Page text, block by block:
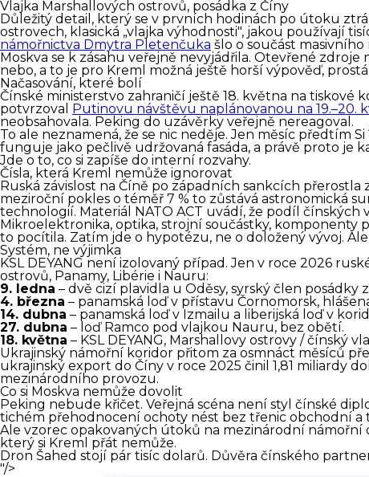
Vlajka Marshallových ostrovů, posádka z Číny
Důležitý detail, který se v prvních hodinách po útoku
ostrovech, klasická „vlajka výhodnosti", jakou používají
námořnictva Dmytra Pletenčuka šlo o součást
Moskva se k zásahu veřejně nevyjádřila. Otevřené
nebo, a to je pro Kreml možná ještě horší výpověď,
Načasování, které bolí
Čínské ministerstvo zahraničí ještě 18. května na tiskové
potvrzoval Putinovu návštěvu naplánovanou na 19.–20.
neobsahovala. Peking do uzávěrky veřejně nereagoval.
To ale neznamená, že se nic neděje. Jen měsíc předtím
funguje jako pečlivě udržovaná fasáda, a právě proto je
Jde o to, co si zapíše do interní rozvahy.
Čísla, která Kreml nemůže ignorovat
Ruská závislost na Číně po západních sankcích
meziroční pokles o téměř 7 % to zůstává astronomická
technologií. Materiál NATO ACT uvádí, že podíl
Mikroelektronika, optika, strojní součástky, komponenty
to pocítila. Zatím jde o hypotézu, ne o doložený vývoj.
Systém, ne výjimka
KSL DEYANG není izolovaný případ. Jen v roce 2026
ostrovů, Panamy, Libérie i Nauru:
9. ledna – dvě cizí plavidla u Oděsy, syrský člen posádky
4. března – panamská loď v přístavu Čornomorsk,
14. dubna – panamská loď v Izmailu a liberijská loď v
27. dubna – loď Ramco pod vlajkou Nauru, bez obětí.
18. května – KSL DEYANG, Marshallovy ostrovy / čínský
Ukrajinský námořní koridor přitom za osmnáct měsíců
ukrajinský export do Číny v roce 2025 činil 1,81 miliardy
mezinárodního provozu.
Co si Moskva nemůže dovolit
Peking nebude křičet. Veřejná scéna není styl čínské
tichém přehodnocení ochoty nést bez třenic obchodní a
Ale vzorec opakovaných útoků na mezinárodní
který si Kreml přát nemůže.
Dron Šahed stojí pár tisíc dolarů. Důvěra čínského
"/>